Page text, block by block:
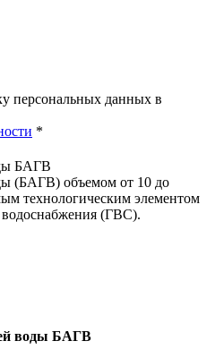
персональных данных в
*
БАГВ
(БАГВ) объемом от 10 до
технологическим элементом
водоснабжения (ГВС).
воды БАГВ